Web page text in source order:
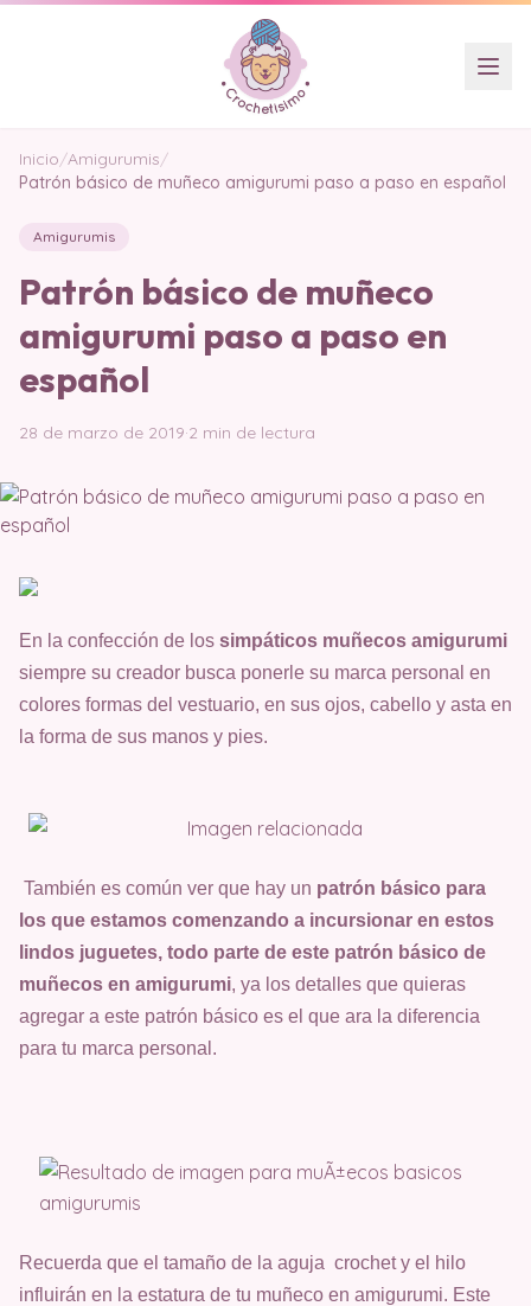
Inicio/Amigurumis/
Patrón básico de muñeco amigurumi paso a paso en español
Amigurumis
Patrón básico de muñeco
amigurumi paso a paso en
español
28 de marzo de 2019·2 min de lectura
En la confección de los simpáticos muñecos amigurumi
siempre su creador busca ponerle su marca personal en
colores formas del vestuario, en sus ojos, cabello y asta en
la forma de sus manos y pies.
También es común ver que hay un patrón básico para
los que estamos comenzando a incursionar en estos
lindos juguetes, todo parte de este patrón básico de
muñecos en amigurumi, ya los detalles que quieras
agregar a este patrón básico es el que ara la diferencia
para tu marca personal.
Recuerda que el tamaño de la aguja crochet y el hilo
influirán en la estatura de tu muñeco en amigurumi. Este